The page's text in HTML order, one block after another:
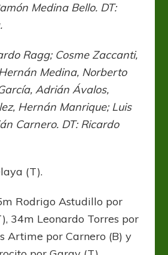
Medina Bello. DT:
Ragg; Cosme Zaccanti,
Medina, Norberto
Adrián Ávalos,
Hernán Manrique; Luis
Carnero. DT: Ricardo
(T).
Rodrigo Astudillo por
34m Leonardo Torres por
Artime por Carnero (B) y